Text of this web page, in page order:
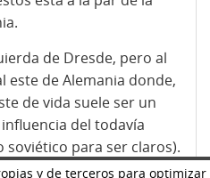
y de terceros para optimizar
de Dresde, pero al
este de Alemania donde,
de vida suele ser un
del todavía
soviético para ser claros).